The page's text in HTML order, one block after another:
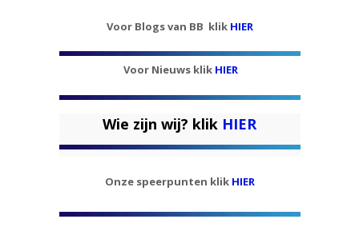
Voor Blogs van BB klik HIER
Voor Nieuws klik HIER
Wie zijn wij? klik HIER
Onze speerpunten klik HIER